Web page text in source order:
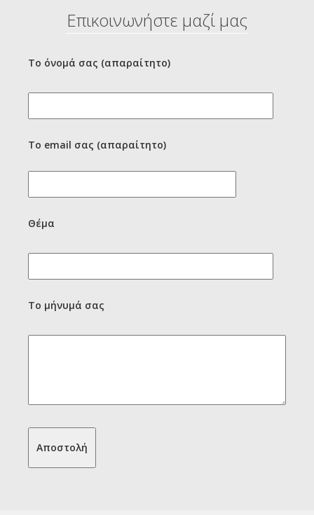
Επικοινωνήστε μαζί μας
Το όνομά σας (απαραίτητο)
Το email σας (απαραίτητο)
Θέμα
Το μήνυμά σας